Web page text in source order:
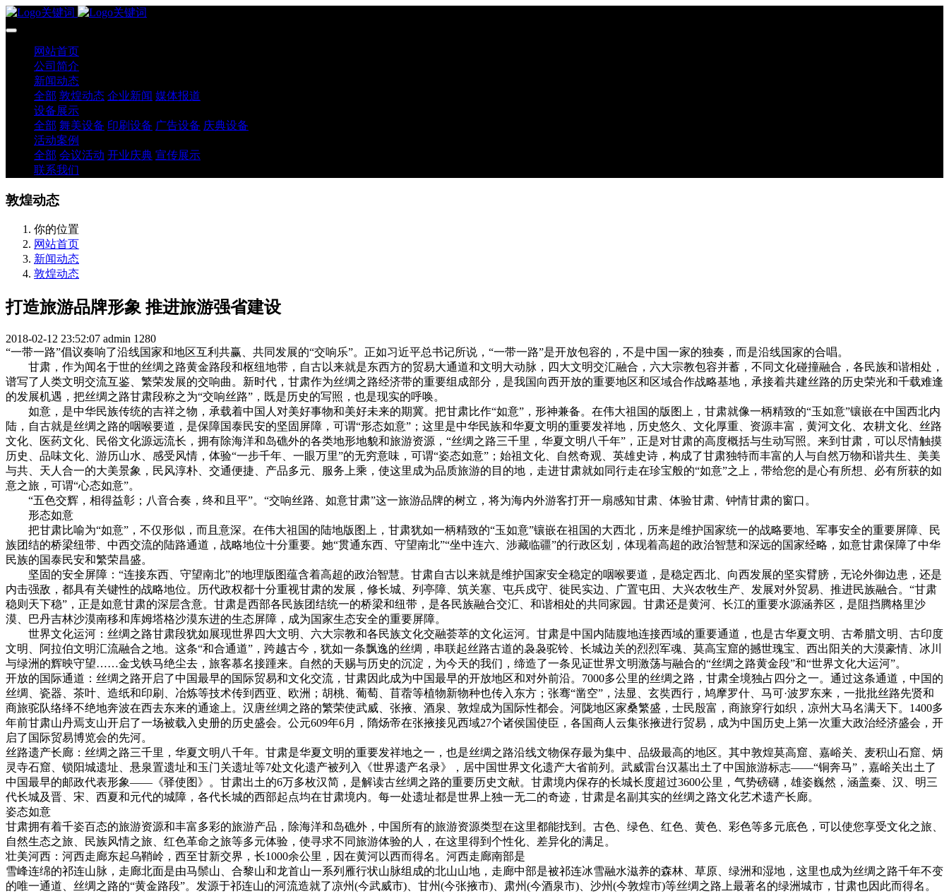
网站首页
公司简介
新闻动态
全部 敦煌动态 企业新闻 媒体报道
设备展示
全部 舞美设备 印刷设备 广告设备 庆典设备
活动案例
全部 会议活动 开业庆典 宣传展示
联系我们
敦煌动态
你的位置
网站首页
新闻动态
敦煌动态
打造旅游品牌形象 推进旅游强省建设
2018-02-12 23:52:07 admin 1280
“一带一路”倡议奏响了沿线国家和地区互利共赢、共同发展的“交响乐”。正如习近平总书记所说，“一带一路”是开放包容的，不是中国一家的独奏，而是沿线国家的合唱。
甘肃，作为闻名于世的丝绸之路黄金路段和枢纽地带，自古以来就是东西方的贸易大通道和文明大动脉，四大文明交汇融合，六大宗教包容并蓄，不同文化碰撞融合，各民族和谐相处，
谱写了人类文明交流互鉴、繁荣发展的交响曲。新时代，甘肃作为丝绸之路经济带的重要组成部分，是我国向西开放的重要地区和区域合作战略基地，承接着共建丝路的历史荣光和千载难逢
的发展机遇，把丝绸之路甘肃段称之为“交响丝路”，既是历史的写照，也是现实的呼唤。
如意，是中华民族传统的吉祥之物，承载着中国人对美好事物和美好未来的期冀。把甘肃比作“如意”，形神兼备。在伟大祖国的版图上，甘肃就像一柄精致的“玉如意”镶嵌在中国西北内
陆，自古就是丝绸之路的咽喉要道，是保障国泰民安的坚固屏障，可谓“形态如意”；这里是中华民族和华夏文明的重要发祥地，历史悠久、文化厚重、资源丰富，黄河文化、农耕文化、丝路
文化、医药文化、民俗文化源远流长，拥有除海洋和岛礁外的各类地形地貌和旅游资源，“丝绸之路三千里，华夏文明八千年”，正是对甘肃的高度概括与生动写照。来到甘肃，可以尽情触摸
历史、品味文化、游历山水、感受风情，体验“一步千年、一眼万里”的无穷意味，可谓“姿态如意”；始祖文化、自然奇观、英雄史诗，构成了甘肃独特而丰富的人与自然万物和谐共生、美美
与共、天人合一的大美景象，民风淳朴、交通便捷、产品多元、服务上乘，使这里成为品质旅游的目的地，走进甘肃就如同行走在珍宝般的“如意”之上，带给您的是心有所想、必有所获的如
意之旅，可谓“心态如意”。
“五色交辉，相得益彰；八音合奏，终和且平”。“交响丝路、如意甘肃”这一旅游品牌的树立，将为海内外游客打开一扇感知甘肃、体验甘肃、钟情甘肃的窗口。
形态如意
把甘肃比喻为“如意”，不仅形似，而且意深。在伟大祖国的陆地版图上，甘肃犹如一柄精致的“玉如意”镶嵌在祖国的大西北，历来是维护国家统一的战略要地、军事安全的重要屏障、民
族团结的桥梁纽带、中西交流的陆路通道，战略地位十分重要。她“贯通东西、守望南北”“坐中连六、涉藏临疆”的行政区划，体现着高超的政治智慧和深远的国家经略，如意甘肃保障了中华
民族的国泰民安和繁荣昌盛。
坚固的安全屏障：“连接东西、守望南北”的地理版图蕴含着高超的政治智慧。甘肃自古以来就是维护国家安全稳定的咽喉要道，是稳定西北、向西发展的坚实臂膀，无论外御边患，还是
内击强敌，都具有关键性的战略地位。历代政权都十分重视甘肃的发展，修长城、列亭障、筑关塞、屯兵戍守、徙民实边、广置屯田、大兴农牧生产、发展对外贸易、推进民族融合。“甘肃
稳则天下稳”，正是如意甘肃的深层含意。甘肃是西部各民族团结统一的桥梁和纽带，是各民族融合交汇、和谐相处的共同家园。甘肃还是黄河、长江的重要水源涵养区，是阻挡腾格里沙
漠、巴丹吉林沙漠南移和库姆塔格沙漠东进的生态屏障，成为国家生态安全的重要屏障。
世界文化运河：丝绸之路甘肃段犹如展现世界四大文明、六大宗教和各民族文化交融荟萃的文化运河。甘肃是中国内陆腹地连接西域的重要通道，也是古华夏文明、古希腊文明、古印度
文明、阿拉伯文明汇流融合之地。这条“和合通道”，跨越古今，犹如一条飘逸的丝绸，串联起丝路古道的袅袅驼铃、长城边关的烈烈军魂、莫高宝窟的撼世瑰宝、西出阳关的大漠豪情、冰川
与绿洲的辉映守望……金戈铁马绝尘去，旅客慕名接踵来。自然的天赐与历史的沉淀，为今天的我们，缔造了一条见证世界文明激荡与融合的“丝绸之路黄金段”和“世界文化大运河”。
开放的国际通道：丝绸之路开启了中国最早的国际贸易和文化交流，甘肃因此成为中国最早的开放地区和对外前沿。7000多公里的丝绸之路，甘肃全境独占四分之一。通过这条通道，中国的
丝绸、瓷器、茶叶、造纸和印刷、冶炼等技术传到西亚、欧洲；胡桃、葡萄、苜蓿等植物新物种也传入东方；张骞“凿空”，法显、玄奘西行，鸠摩罗什、马可·波罗东来，一批批丝路先贤和
商旅驼队络绎不绝地奔波在西去东来的通途上。汉唐丝绸之路的繁荣使武威、张掖、酒泉、敦煌成为国际性都会。河陇地区家桑繁盛，士民殷富，商旅穿行如织，凉州大马名满天下。1400多
年前甘肃山丹焉支山开启了一场被载入史册的历史盛会。公元609年6月，隋炀帝在张掖接见西域27个诸侯国使臣，各国商人云集张掖进行贸易，成为中国历史上第一次重大政治经济盛会，开
启了国际贸易博览会的先河。
丝路遗产长廊：丝绸之路三千里，华夏文明八千年。甘肃是华夏文明的重要发祥地之一，也是丝绸之路沿线文物保存最为集中、品级最高的地区。其中敦煌莫高窟、嘉峪关、麦积山石窟、炳
灵寺石窟、锁阳城遗址、悬泉置遗址和玉门关遗址等7处文化遗产被列入《世界遗产名录》，居中国世界文化遗产大省前列。武威雷台汉墓出土了中国旅游标志——“铜奔马”，嘉峪关出土了
中国最早的邮政代表形象——《驿使图》。甘肃出土的6万多枚汉简，是解读古丝绸之路的重要历史文献。甘肃境内保存的长城长度超过3600公里，气势磅礴，雄姿巍然，涵盖秦、汉、明三
代长城及晋、宋、西夏和元代的城障，各代长城的西部起点均在甘肃境内。每一处遗址都是世界上独一无二的奇迹，甘肃是名副其实的丝绸之路文化艺术遗产长廊。
姿态如意
甘肃拥有着千姿百态的旅游资源和丰富多彩的旅游产品，除海洋和岛礁外，中国所有的旅游资源类型在这里都能找到。古色、绿色、红色、黄色、彩色等多元底色，可以使您享受文化之旅、
自然生态之旅、民族风情之旅、红色革命之旅等多元体验，使寻求不同旅游体验的人，在这里得到个性化、差异化的满足。
壮美河西：河西走廊东起乌鞘岭，西至甘新交界，长1000余公里，因在黄河以西而得名。河西走廊南部是
雪峰连绵的祁连山脉，走廊北面是由马鬃山、合黎山和龙首山一系列雁行状山脉组成的北山山地，走廊中部是被祁连冰雪融水滋养的森林、草原、绿洲和湿地，这里也成为丝绸之路千年不变
的唯一通道、丝绸之路的“黄金路段”。发源于祁连山的河流造就了凉州(今武威市)、甘州(今张掖市)、肃州(今酒泉市)、沙州(今敦煌市)等丝绸之路上最著名的绿洲城市，甘肃也因此而得名。